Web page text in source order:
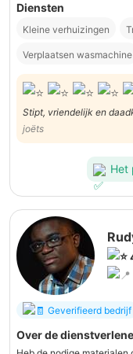
Diensten
Kleine verhuizingen
Verplaatsen wasmachine
Stipt, vriendelijk en
joëts
Het
Geverifieerd bedrijf
Over de